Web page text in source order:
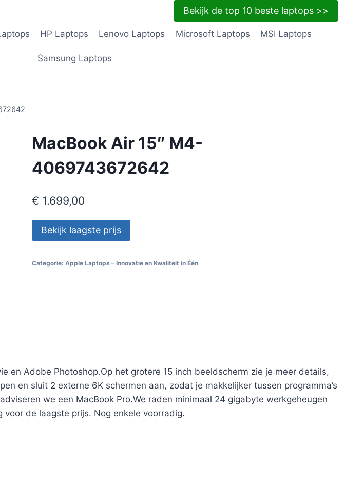
Bekijk de top 10 beste laptops >>
HP Laptops Lenovo Laptops Microsoft Laptops MSI Laptops
Samsung Laptops
MacBook Air 15″ M4-
4069743672642
€ 1.699,00
Bekijk laagste prijs
Categorie: Apple Laptops – Innovatie en Kwaliteit in Één
en Adobe Photoshop.Op het grotere 15 inch beeldscherm zie je meer details,
en sluit 2 externe 6K schermen aan, zodat je makkelijker tussen programma’s
we een MacBook Pro.We raden minimaal 24 gigabyte werkgeheugen
voor de laagste prijs. Nog enkele voorradig.